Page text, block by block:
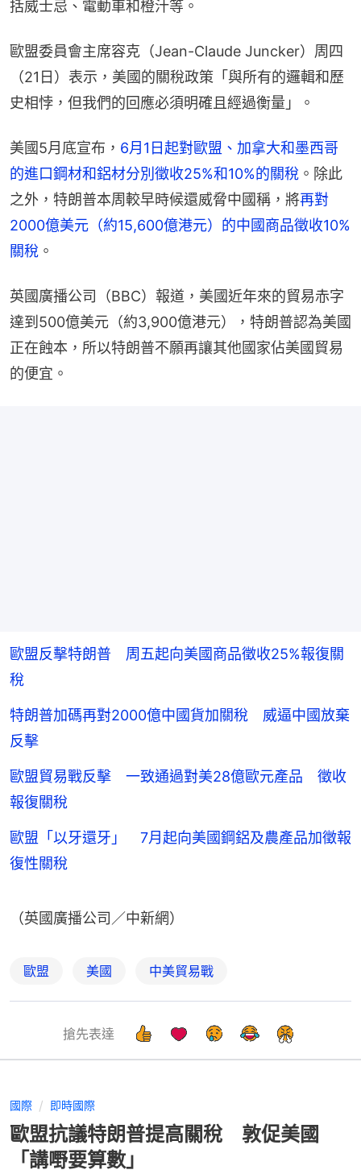
括威士忌、電動車和橙汁等。
歐盟委員會主席容克（Jean-Claude Juncker）周四
（21日）表示，美國的關稅政策「與所有的邏輯和歷
史相悖，但我們的回應必須明確且經過衡量」。
美國5月底宣布， 6月1日起對歐盟、加拿大和墨西哥
的進口鋼材和鋁材分別徵收25%和10%的關稅 。除此
之外，特朗普本周較早時候還威脅中國稱，將再對
2000億美元（約15,600億港元）的中國商品徵收10%
關稅 。
英國廣播公司（BBC）報道，美國近年來的貿易赤字
達到500億美元（約3,900億港元），特朗普認為美國
正在蝕本，所以特朗普不願再讓其他國家佔美國貿易
的便宜。
歐盟反擊特朗普 周五起向美國商品徵收25%報復關
稅
特朗普加碼再對2000億中國貨加關稅 威逼中國放棄
反擊
歐盟貿易戰反擊 一致通過對美28億歐元產品 徵收
報復關稅
歐盟「以牙還牙」 7月起向美國鋼鋁及農產品加徵報
復性關稅
（英國廣播公司／中新網）
歐盟 美國 中美貿易戰
搶先表達
國際 即時國際
歐盟抗議特朗普提高關稅 敦促美國
「講嘢要算數」